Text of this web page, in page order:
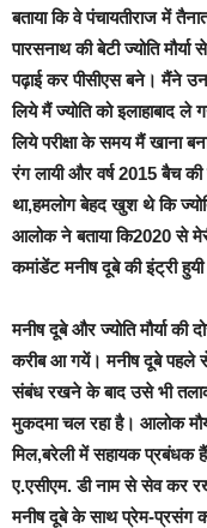
बताया कि वे पंचायतीराज में
पारसनाथ की बेटी ज्योति
पढ़ाई कर पीसीएस बने। मैंने
लिये मैं ज्योति को इलाहाबाद
लिये परीक्षा के समय मैं खाना
रंग लायी और वर्ष 2015 बैच
था,हमलोग बेहद खुश थे कि
आलोक ने बताया कि2020 से
कमांडेंट मनीष दूबे की इंट्री
मनीष दूबे और ज्योति मौर्या
करीब आ गयें। मनीष दूबे पहले से
संबंध रखने के बाद उसे भी तलाक
मुकदमा चल रहा है। आलोक
मिल,बरेली में सहायक प्रबंधक
ए.एसीएम. डी नाम से सेव कर
मनीष दूबे के साथ प्रेम-प्रसंग